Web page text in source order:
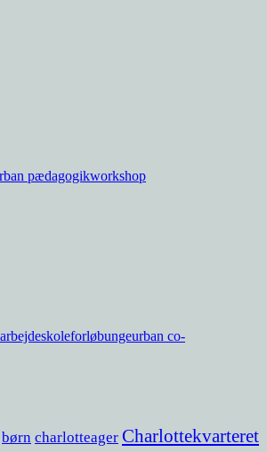
pædagogikworkshop
skoleforløbungeurban co-
børn charlotteager Charlottekvarteret